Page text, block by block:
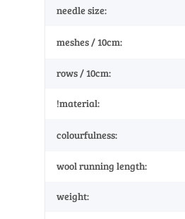
needle size:
meshes / 10cm:
rows / 10cm:
!material:
colourfulness:
wool running length:
weight: